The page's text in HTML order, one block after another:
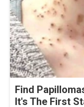
Find
It's The First